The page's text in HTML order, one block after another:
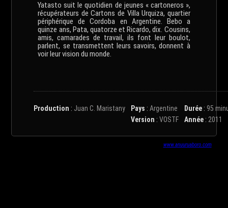
Yatasto suit le quotidien de jeunes « cartoneros »,
récupérateurs de Cartons de Villa Urquiza, quartier
périphérique de Cordoba en Argentine. Bebo a
quinze ans, Pata, quatorze et Ricardo, dix. Cousins,
amis, camarades de travail, ils font leur boulot,
parlent, se transmettent leurs savoirs, donnent à
voir leur vision du monde.
Production : Juan C. Maristany Pays :Argentine Durée : 95
Version :VOSTF Année : 2011
www.anuuruaboro.com